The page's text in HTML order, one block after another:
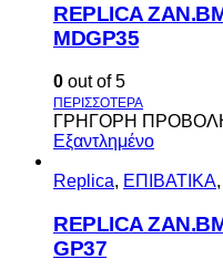
REPLICA
MDGP35
0 out of 5
ΓΡΗΓΟΡΗ
Εξαντλημένο
Replica, ΕΠΙΒΑΤΙΚΑ,
REPLICA
GP37